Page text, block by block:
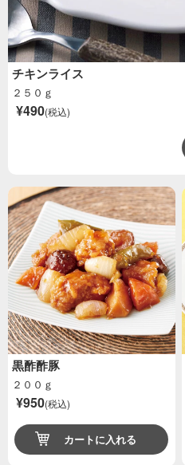
チキンライス
２５０ｇ
¥490(税込)
黒酢酢豚
２００ｇ
¥950(税込)
カートに入れる